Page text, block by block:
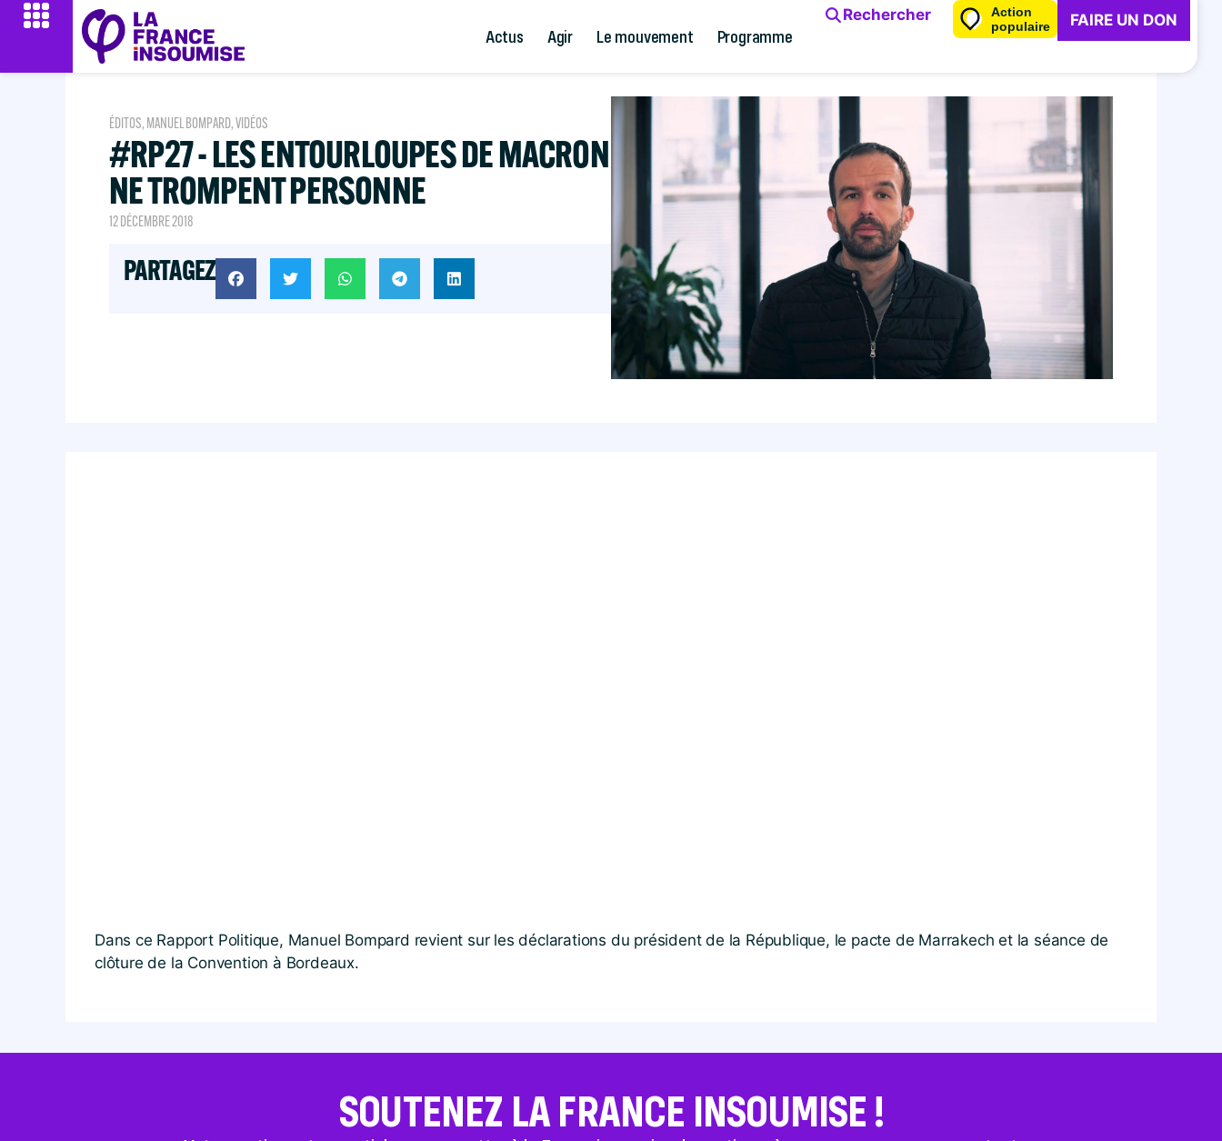
Actus Agir Le mouvement Programme
Rechercher
Action
populaire
FAIRE UN DON
ÉDITOS, MANUEL BOMPARD,VIDÉOS
#RP27 - LES ENTOURLOUPES DE MACRON
NE TROMPENT PERSONNE
12 DÉCEMBRE 2018
PARTAGEZ
Dans ce Rapport Politique, Manuel Bompard revient sur les déclarations du président de la République, le pacte de Marrakech et la séance de
clôture de la Convention à Bordeaux.
SOUTENEZ LA FRANCE INSOUMISE !